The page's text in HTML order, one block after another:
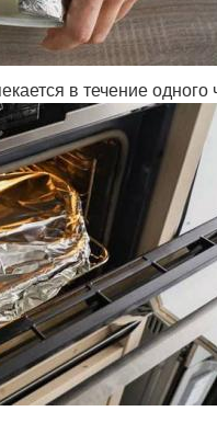
в течение одного